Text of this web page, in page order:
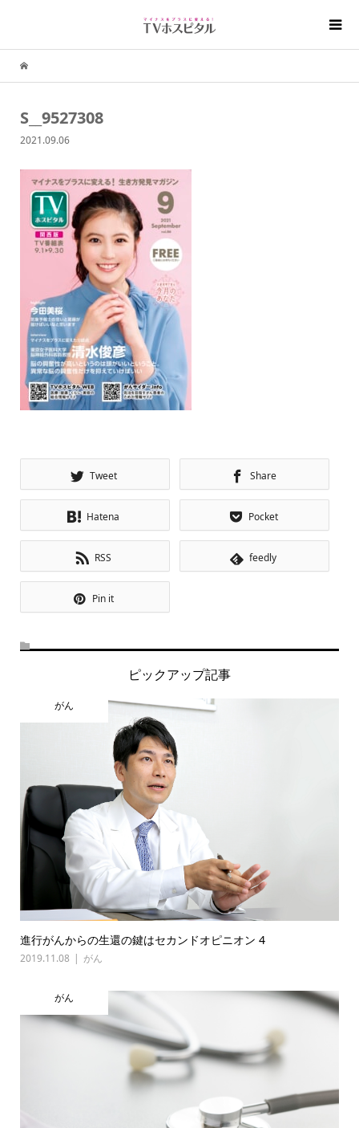
S__9527308
2021.09.06
Tweet Share
Hatena Pocket
RSS feedly
Pin it
ピックアップ記事
がん
進行がんからの生還の鍵はセカンドオピニオン 4
2019.11.08 がん
がん